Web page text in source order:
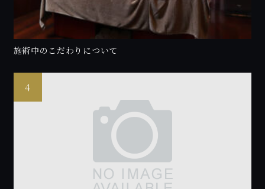
施術中のこだわりについて